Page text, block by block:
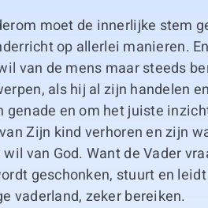
moet de innerlijke stem
op allerlei manieren.
van de mens maar steeds
als hij al zijn handelen
genade en om het juiste
Zijn kind verhoren en zijn
wil van God. Want de Vader
geschonken, stuurt en
vaderland, zeker bereiken.